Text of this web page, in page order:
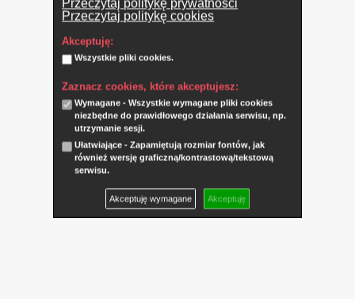
Przeczytaj politykę prywatności
Przeczytaj politykę cookies
Akceptuję:
Wszystkie pliki cookies.
Zaznacz cookies, które akceptujesz:
Wymagane - Wszystkie wymagane pliki cookies
niezbędne do prawidłowego działania serwisu, np.
utrzymanie sesji.
Ułatwiające - Zapamiętują rozmiar fontów, jak
również wersję graficzną/kontrastową/tekstową
serwisu.
Akceptuję wymagane Akceptuję